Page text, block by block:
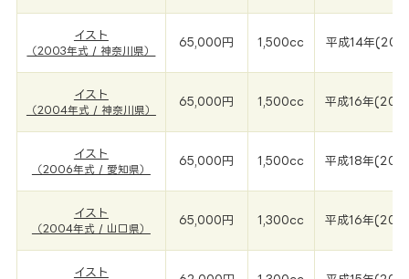
イスト
（2003年式 / 神奈川県）
65,000円 1,500cc 平成14年
イスト
（2004年式 / 神奈川県）
65,000円 1,500cc 平成16年
イスト
（2006年式 / 愛知県）
65,000円 1,500cc 平成18年
イスト
（2004年式 / 山口県）
65,000円 1,300cc 平成16年
イスト